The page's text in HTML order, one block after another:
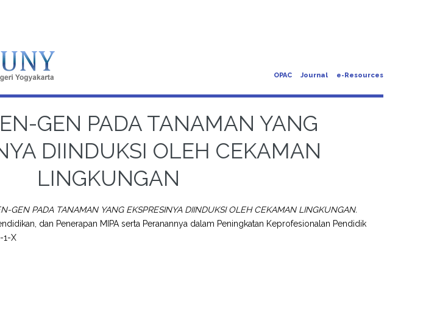
OPAC Journal e-Resources
GEN PADA TANAMAN YANG
DIINDUKSI OLEH CEKAMAN
LINGKUNGAN
GEN PADA TANAMAN YANG EKSPRESINYA DIINDUKSI OLEH CEKAMAN LINGKUNGAN.
dan Penerapan MIPA serta Peranannya dalam Peningkatan Keprofesionalan Pendidik
1-X